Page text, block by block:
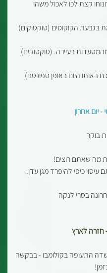
מה שאתם רוצים!
עיסוי כיפי להיפרד מגן עדן.
לשדה התעופה בקולומבו - בבקשה